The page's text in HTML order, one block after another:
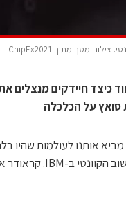
כיצד חיידקים מנצלים
סואץ על הכלכלה
מביא אותנו לעולמות שהיו